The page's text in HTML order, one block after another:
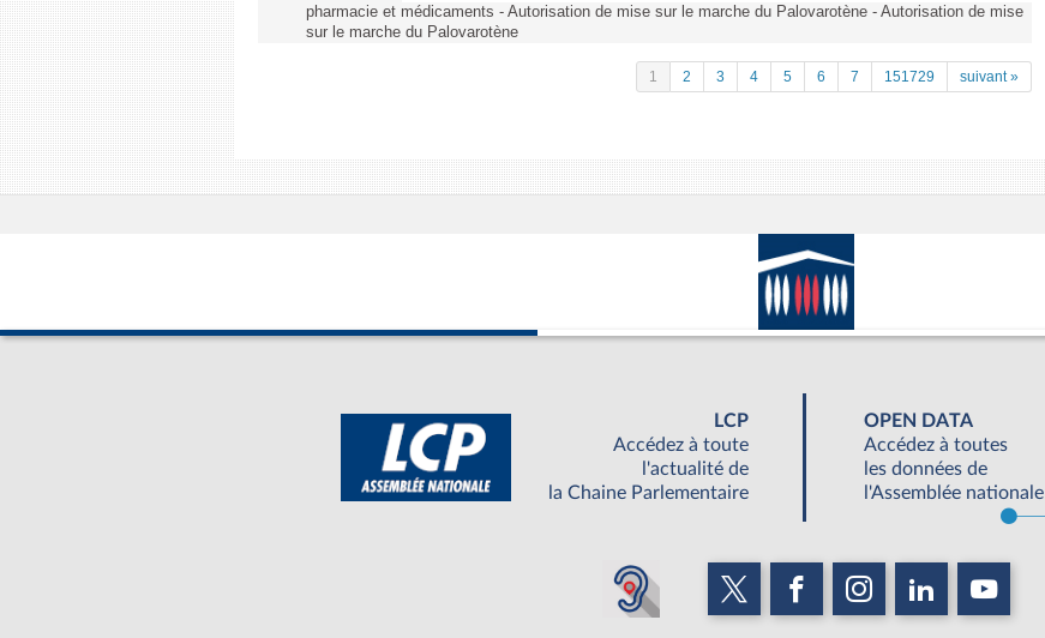
pharmacie et médicaments - Autorisation de mise sur le marche du Palovarotène - Autorisation de mise
sur le marche du Palovarotène
1 2 3 4 5 6 7 151729 suivant »
LCP
Accédez à toute
l'actualité de
la Chaine Parlementaire
OPEN DATA
Accédez à toutes
les données de
l'Assemblée nationale